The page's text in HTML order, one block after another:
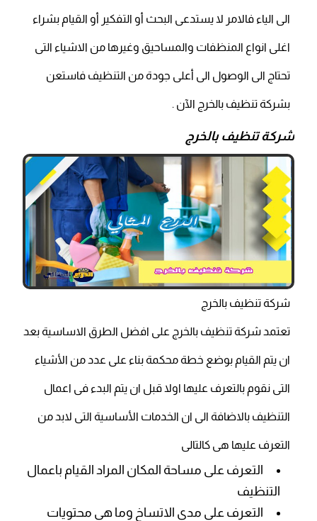
الى الياء فالامر لا يستدعى البحث أو التفكير أو القيام بشراء
اغلى انواع المنظفات والمساحيق وغيرها من الاشياء التى
تحتاج الى الوصول الى أعلى جودة من التنظيف فاستعن
بشركة تنظيف بالخرج الآن .
شركة تنظيف بالخرج
شركة تنظيف بالخرج
تعتمد شركة تنظيف بالخرج على افضل الطرق الاساسية بعد
ان يتم القيام بوضع خطة محكمة بناء على عدد من الأشياء
التى نقوم بالتعرف عليها اولا قبل ان يتم البدء فى اعمال
التنظيف بالاضافة الى ان الخدمات الأساسية التى لابد من
التعرف عليها هى كالتالى
التعرف على مساحة المكان المراد القيام باعمال
التنظيف
التعرف على مدى الاتساخ وما هى محتويات